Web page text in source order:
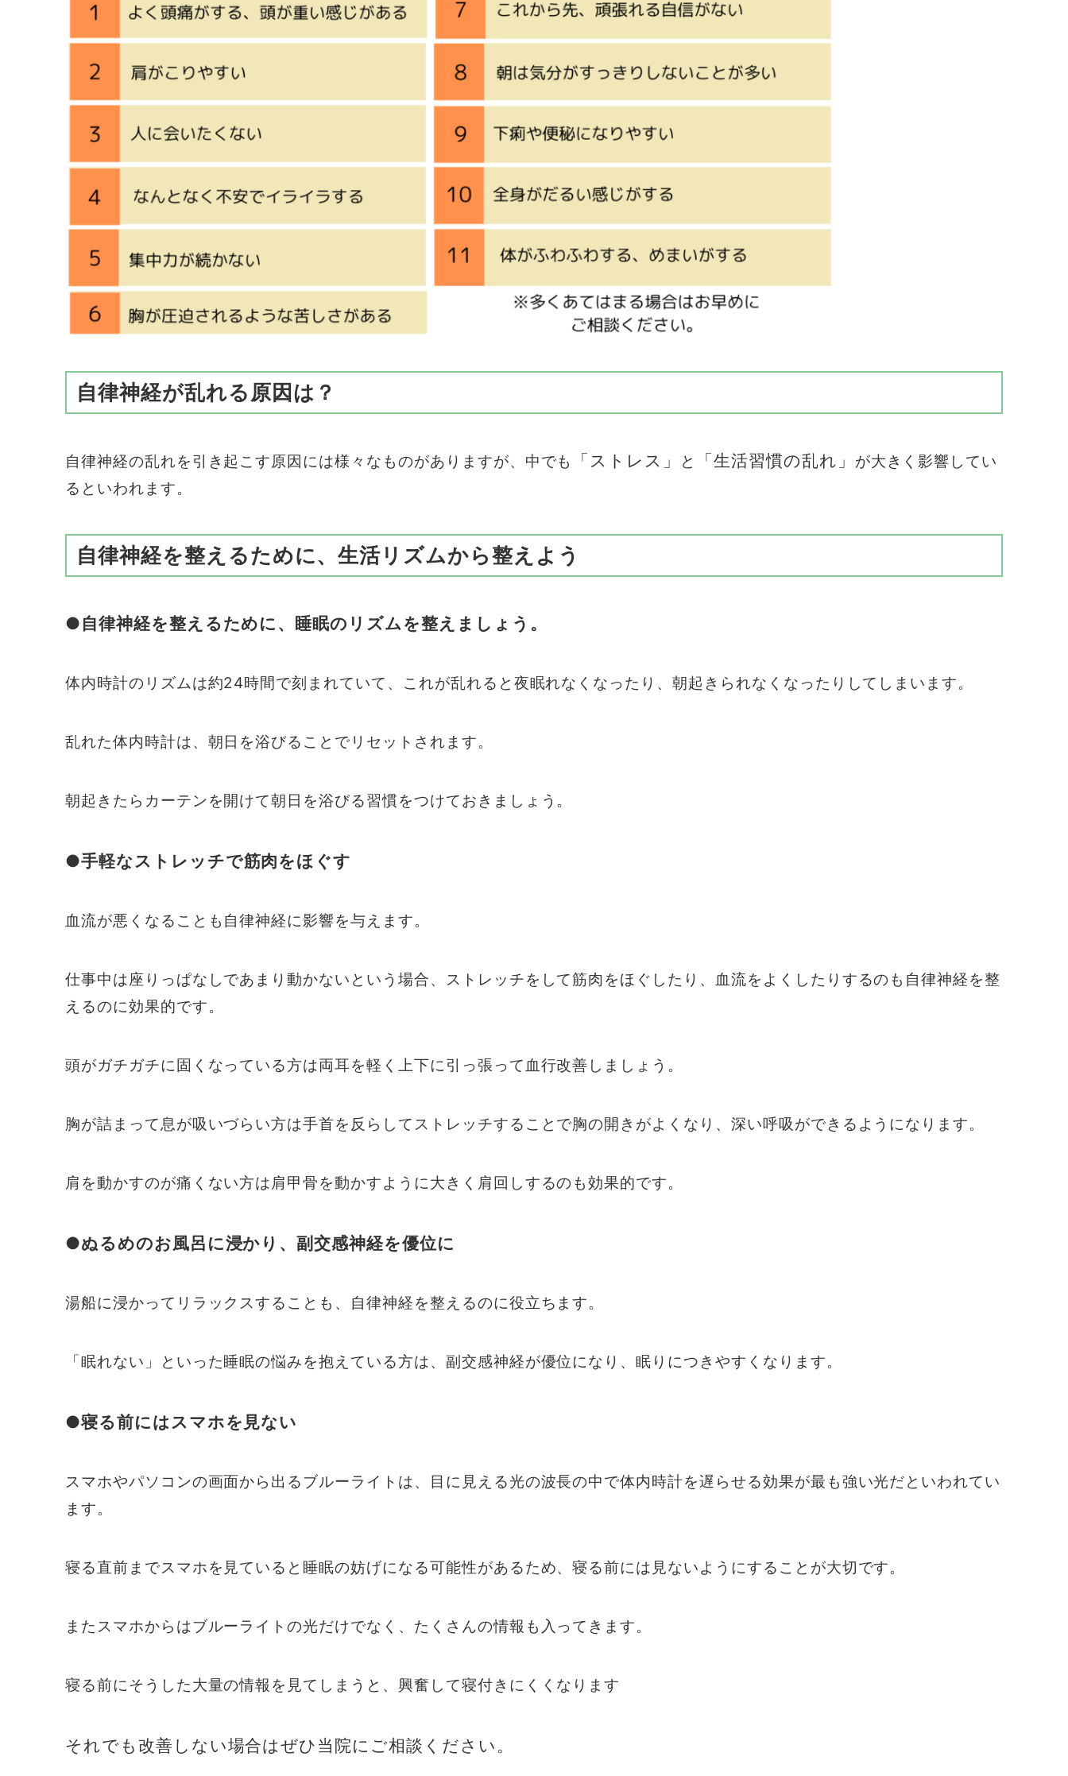
自律神経が乱れる原因は？
自律神経の乱れを引き起こす原因には様々なものがありますが、中でも 「ストレス」 と 「生活習慣の乱れ」
が大きく影響してい
るといわれます。
自律神経を整えるために、生活リズムから整えよう
●自律神経を整えるために、睡眠のリズムを整えましょう。
体内時計のリズムは約24時間で刻まれていて、これが乱れると夜眠れなくなったり、朝起きられなくなったりしてしまいます。
乱れた体内時計は、朝日を浴びることでリセットされます。
朝起きたらカーテンを開けて朝日を浴びる習慣をつけておきましょう。
●手軽なストレッチで筋肉をほぐす
血流が悪くなることも自律神経に影響を与えます。
仕事中は座りっぱなしであまり動かないという場合、ストレッチをして筋肉をほぐしたり、血流をよくしたりするのも自律神経を整
えるのに効果的です。
頭がガチガチに固くなっている方は両耳を軽く上下に引っ張って血行改善しましょう。
胸が詰まって息が吸いづらい方は手首を反らしてストレッチすることで胸の開きがよくなり、深い呼吸ができるようになります。
肩を動かすのが痛くない方は肩甲骨を動かすように大きく肩回しするのも効果的です。
●ぬるめのお風呂に浸かり、副交感神経を優位に
湯船に浸かってリラックスすることも、自律神経を整えるのに役立ちます。
「眠れない」といった睡眠の悩みを抱えている方は、副交感神経が優位になり、眠りにつきやすくなります。
●寝る前にはスマホを見ない
スマホやパソコンの画面から出るブルーライトは、目に見える光の波長の中で体内時計を遅らせる効果が最も強い光だといわれてい
ます。
寝る直前までスマホを見ていると睡眠の妨げになる可能性があるため、寝る前には見ないようにすることが大切です。
またスマホからはブルーライトの光だけでなく、たくさんの情報も入ってきます。
寝る前にそうした大量の情報を見てしまうと、興奮して寝付きにくくなります
それでも改善しない場合はぜひ当院にご相談ください。